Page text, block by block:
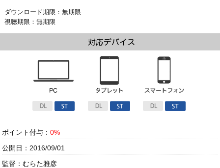
ダウンロード期限：無期限
視聴期限：無期限
ポイント付与：0%
公開日：2016/09/01
監督：むらた雅彦